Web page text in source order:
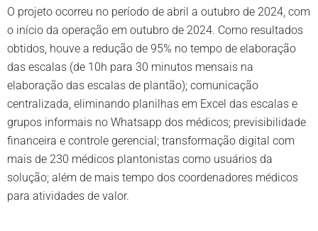
O projeto ocorreu no período de abril a outubro de 2024, com
o início da operação em outubro de 2024. Como resultados
obtidos, houve a redução de 95% no tempo de elaboração
das escalas (de 10h para 30 minutos mensais na
elaboração das escalas de plantão); comunicação
centralizada, eliminando planilhas em Excel das escalas e
grupos informais no Whatsapp dos médicos; previsibilidade
financeira e controle gerencial; transformação digital com
mais de 230 médicos plantonistas como usuários da
solução; além de mais tempo dos coordenadores médicos
para atividades de valor.